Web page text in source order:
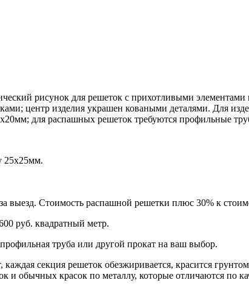
рисунок для решеток с прихотливыми
центр изделия украшен коваными деталями. Для
для распашных решеток требуются профильные
25х25мм.
выезд. Стоимость распашной решетки плюс 30% к
руб. квадратный метр.
труба или другой прокат на ваш выбор.
секция решеток обезжиривается, красится
и обычных красок по металлу, которые отличаются по